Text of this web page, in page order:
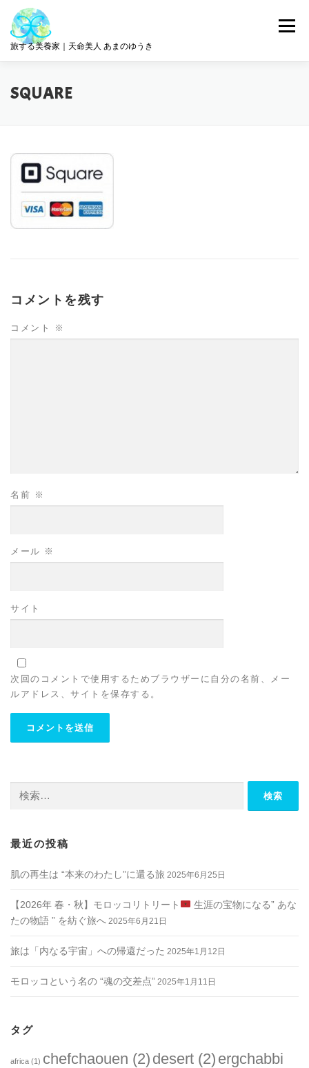
ツ
旅する美養家｜天命美人 あまのゆうき
メニュー
統合美養
SQUARE
コメントを残す
コメント ※
名前 ※
メール ※
サイト
次回のコメントで使用するためブラウザーに自分の名前、メー
ルアドレス、サイトを保存する。
最近の投稿
肌の再生は “本来のわたし”に還る旅 2025年6月25日
【2026年 春・秋】モロッコリトリート
生涯の宝物になる” あな
たの物語 ” を紡ぐ旅へ 2025年6月21日
旅は「内なる宇宙」への帰還だった 2025年1月12日
モロッコという名の “魂の交差点” 2025年1月11日
タグ
africa (1) chefchaouen (2) desert (2) ergchabbi